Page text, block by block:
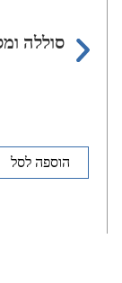
הוספה לסל